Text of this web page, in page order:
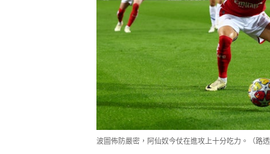
波圖佈防嚴密，阿仙奴今仗在進攻上十分吃力。（路